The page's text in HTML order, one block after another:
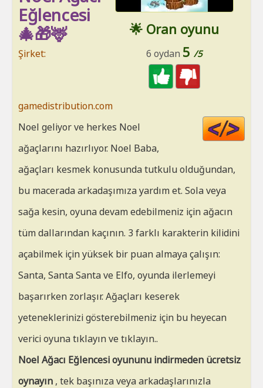
🌟 Oran oyunu
6 oydan 5 /5
Eğlencesi
🎄🎁🦌
Şirket:
gamedistribution.com
Noel geliyor ve herkes Noel
ağaçlarını hazırlıyor. Noel Baba,
ağaçları kesmek konusunda tutkulu olduğundan,
bu macerada arkadaşımıza yardım et. Sola veya
sağa kesin, oyuna devam edebilmeniz için ağacın
tüm dallarından kaçının. 3 farklı karakterin kilidini
açabilmek için yüksek bir puan almaya çalışın:
Santa, Santa Santa ve Elfo, oyunda ilerlemeyi
başarırken zorlaşır. Ağaçları keserek
yeteneklerinizi gösterebilmeniz için bu heyecan
verici oyuna tıklayın ve tıklayın..
Noel Ağacı Eğlencesi oyununu indirmeden ücretsiz
oynayın , tek başınıza veya arkadaşlarınızla